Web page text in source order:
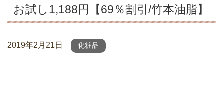
お試し1,188円【69％割引/竹本油脂】
2019年2月21日 化粧品